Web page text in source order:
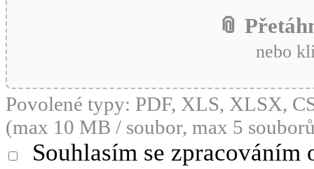
📎
nebo
Povolené typy: PDF, XLS, XLSX,
(max 10 MB / soubor, max 5
Souhlasím se